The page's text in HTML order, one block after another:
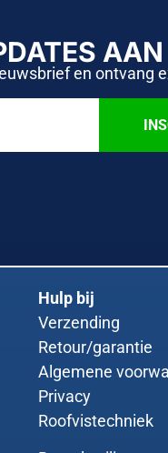
en ontvang
Hulp bij
Verzending
Retour/garantie
Algemene
Privacy
Roofvistechniek